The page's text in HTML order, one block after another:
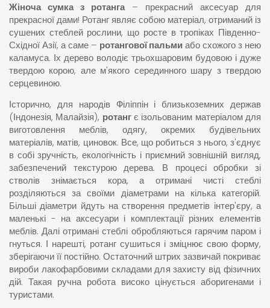
Жіноча сумка з ротанга– прекрасний аксесуар для
прекрасної дами! Ротанг являє собою матеріал, отриманий із
сушених стеблей рослини, що росте в тропіках Південно-
Східної Азії, а саме – ротангової пальмиабо схожого з нею
каламуса. Іх дерево володіє трьохшаровим будовою і дуже
твердою корою, але м'якого серединного шару з твердою
серцевиною.
Історично, для народів Філіппін і близькоземних держав
(Індонезія, Малайзія), ротангє ізольованим матеріалом для
виготовлення меблів, одягу, окремих будівельних
матеріалів, матів, циновок. Все, що робиться з нього, з'єднує
в собі зручність, екологічність і приємний зовнішній вигляд,
забезпечений текстурою дерева. В процесі обробки зі
стволів знімається кора, а отримані чисті стеблі
розділяються за своїми діаметрами на кілька категорій.
Більші діаметри йдуть на створення предметів інтер'єру, а
маленькі - на аксесуари і комплектації різних елементів
меблів. Далі отримані стеблі обробляються гарячим паром і
гнуться. І нарешті, ротанг сушиться і зміцнює свою форму,
зберігаючи її постійно. Остаточний штрих зазвичай покриває
вироби лакофарбовими складами для захисту від фізичних
дій. Такая ручна робота високо цінується аборигенами і
туристами.